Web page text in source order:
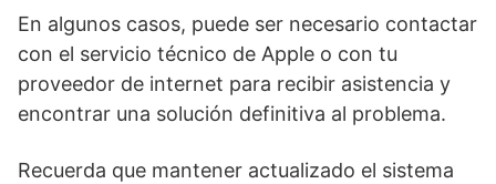
En algunos casos, ‍puede ser necesario contactar
con el servicio ⁣técnico de Apple o ‌con tu
proveedor de internet para‌ recibir asistencia y
encontrar una solución definitiva al problema.
Recuerda que mantener ‌actualizado el sistema